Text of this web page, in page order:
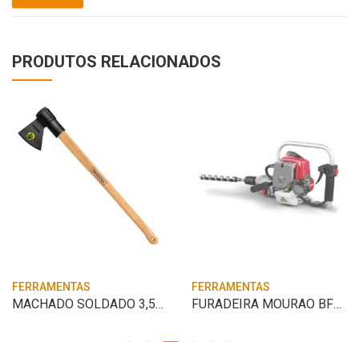
PRODUTOS RELACIONADOS
FERRAMENTAS
MACHADO SOLDADO 3,5L CB 90CM TRAMONTINA
FERRAMENTAS
FURADEIRA MOURAO BFM26 BRANCO